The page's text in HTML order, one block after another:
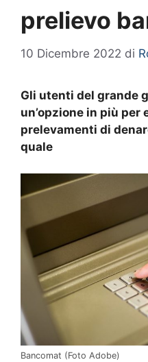
prelievo
10 Dicembre 2022 di
Gli utenti del grande
un’opzione in più per
prelevamenti di
quale
Bancomat (Foto Adobe)